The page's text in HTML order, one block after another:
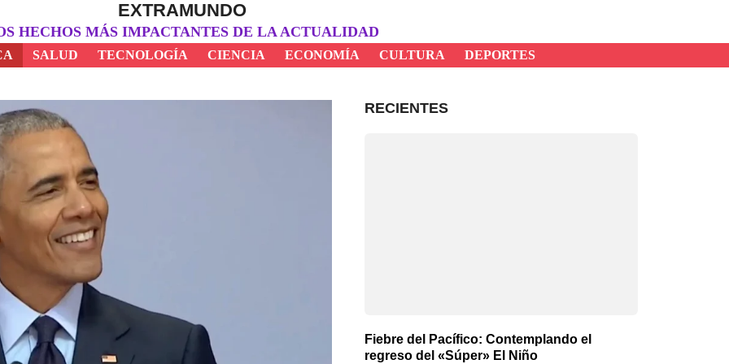
EXTRAMUNDO
HECHOS MÁS IMPACTANTES DE LA ACTUALIDAD
SALUD TECNOLOGÍA CIENCIA ECONOMÍA CULTURA DEPORTES
RECIENTES
Fiebre del Pacífico: Contemplando el
regreso del «Súper» El Niño